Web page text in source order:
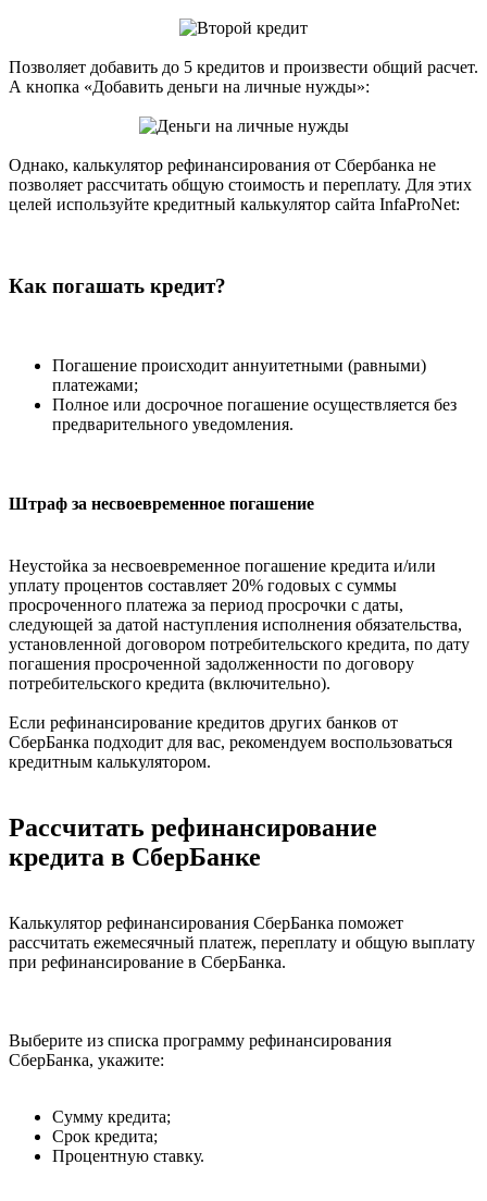
Позволяет добавить до 5 кредитов и произвести общий расчет.
А кнопка «Добавить деньги на личные нужды»:
Однако, калькулятор рефинансирования от Сбербанка не
позволяет рассчитать общую стоимость и переплату. Для этих
целей используйте кредитный калькулятор сайта InfaProNet:
Как погашать кредит?
Погашение происходит аннуитетными (равными)
платежами;
Полное или досрочное погашение осуществляется без
предварительного уведомления.
Штраф за несвоевременное погашение
Неустойка за несвоевременное погашение кредита и/или
уплату процентов составляет 20% годовых с суммы
просроченного платежа за период просрочки с даты,
следующей за датой наступления исполнения обязательства,
установленной договором потребительского кредита, по дату
погашения просроченной задолженности по договору
потребительского кредита (включительно).
Если рефинансирование кредитов других банков от
СберБанка подходит для вас, рекомендуем воспользоваться
кредитным калькулятором.
Рассчитать рефинансирование
кредита в СберБанке
Калькулятор рефинансирования СберБанка поможет
рассчитать ежемесячный платеж, переплату и общую выплату
при рефинансирование в СберБанка.
Выберите из списка программу рефинансирования
СберБанка, укажите:
Сумму кредита;
Срок кредита;
Процентную ставку.